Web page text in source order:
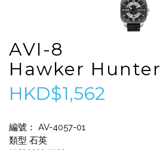
AVI-8
Hawker Hunter
HKD$1,562
編號： AV-4057-01
類型 石英